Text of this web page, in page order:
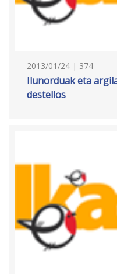
2013/01/24 | 374
Ilunorduak eta
destellos